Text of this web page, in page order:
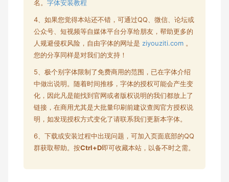
名。 字体安装教程
4、如果您觉得本站还不错，可通过QQ、微信、论坛或
公众号、短视频等自媒体平台分享给朋友，帮助更多的
人规避侵权风险，自由字体的网址是 ziyouziti.com 。
您的分享同样是对我们的支持！
5、极个别字体限制了免费商用的范围，已在字体介绍
中做出说明。随着时间推移，字体的授权可能会产生变
化，因此凡是能找到官网或者版权说明的我们都放上了
链接，在商用尤其是大批量印刷前建议查阅官方授权说
明，如发现授权方式变化了请联系我们更新本字体。
6、下载或安装过程中出现问题，可加入页面底部的QQ
群获取帮助。按Ctrl+D即可收藏本站，以备不时之需。